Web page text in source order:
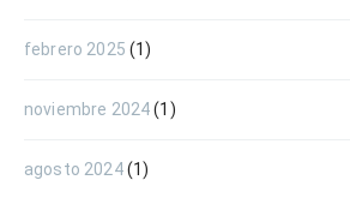
febrero 2025 (1)
noviembre 2024(1)
agosto 2024(1)